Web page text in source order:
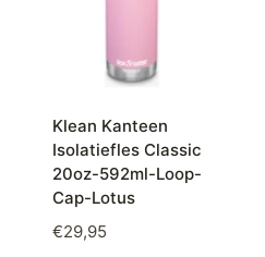
Klean Kanteen
Isolatiefles Classic
20oz-592ml-Loop-
Cap-Lotus
€29,95